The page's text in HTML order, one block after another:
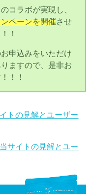
コラボが実現し、
ペーンを開催させ
！
申込みをいただけ
ますので、是非お
！！
トの見解とユーザー
サイトの見解とユー